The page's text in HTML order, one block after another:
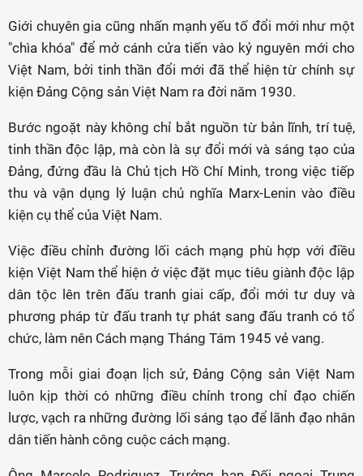
Giới chuyên gia cũng nhấn mạnh yếu tố đổi mới như một
"chìa khóa" để mở cánh cửa tiến vào kỷ nguyên mới cho
Việt Nam, bởi tinh thần đổi mới đã thể hiện từ chính sự
kiện Đảng Cộng sản Việt Nam ra đời năm 1930.
Bước ngoặt này không chỉ bắt nguồn từ bản lĩnh, trí tuệ,
tinh thần độc lập, mà còn là sự đổi mới và sáng tạo của
Đảng, đứng đầu là Chủ tịch Hồ Chí Minh, trong việc tiếp
thu và vận dụng lý luận chủ nghĩa Marx-Lenin vào điều
kiện cụ thể của Việt Nam.
Việc điều chỉnh đường lối cách mạng phù hợp với điều
kiện Việt Nam thể hiện ở việc đặt mục tiêu giành độc lập
dân tộc lên trên đấu tranh giai cấp, đổi mới tư duy và
phương pháp từ đấu tranh tự phát sang đấu tranh có tổ
chức, làm nên Cách mạng Tháng Tám 1945 vẻ vang.
Trong mỗi giai đoạn lịch sử, Đảng Cộng sản Việt Nam
luôn kịp thời có những điều chỉnh trong chỉ đạo chiến
lược, vạch ra những đường lối sáng tạo để lãnh đạo nhân
dân tiến hành công cuộc cách mạng.